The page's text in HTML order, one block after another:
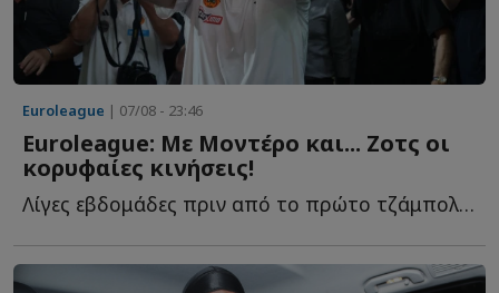
Euroleague | 07/08 - 23:46
Euroleague: Με Μοντέρο και... Ζοτς οι
κορυφαίες κινήσεις!
Λίγες εβδομάδες πριν από το πρώτο τζάμπολ της σεζόν 20...